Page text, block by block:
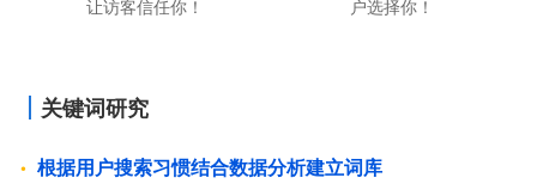
让访客信任你！
户选择你！
关键词研究
根据用户搜索习惯结合数据分析建立词库